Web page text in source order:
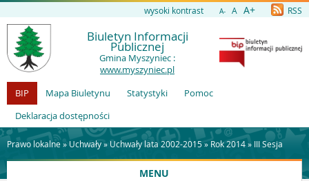
wysoki kontrast A- A A+ RSS
Biuletyn Informacji
Publicznej
Gmina Myszyniec :
www.myszyniec.pl
BIP
Mapa Biuletynu Statystyki
Pomoc
Deklaracja dostępności
Prawo lokalne » Uchwały» Uchwały lata 2002-2015»Rok 2014» III Sesja
MENU